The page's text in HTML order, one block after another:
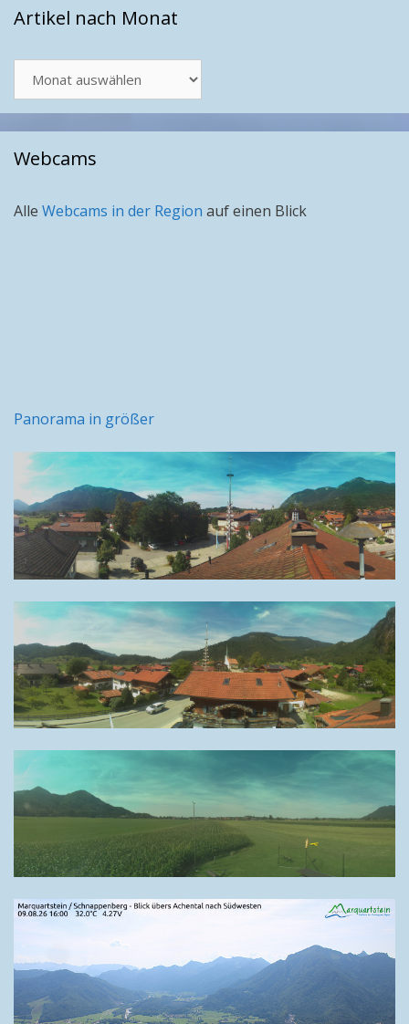
Artikel nach Monat
nach
Monat
Webcams
Alle Webcams in der Region auf einen Blick
Panorama in größer